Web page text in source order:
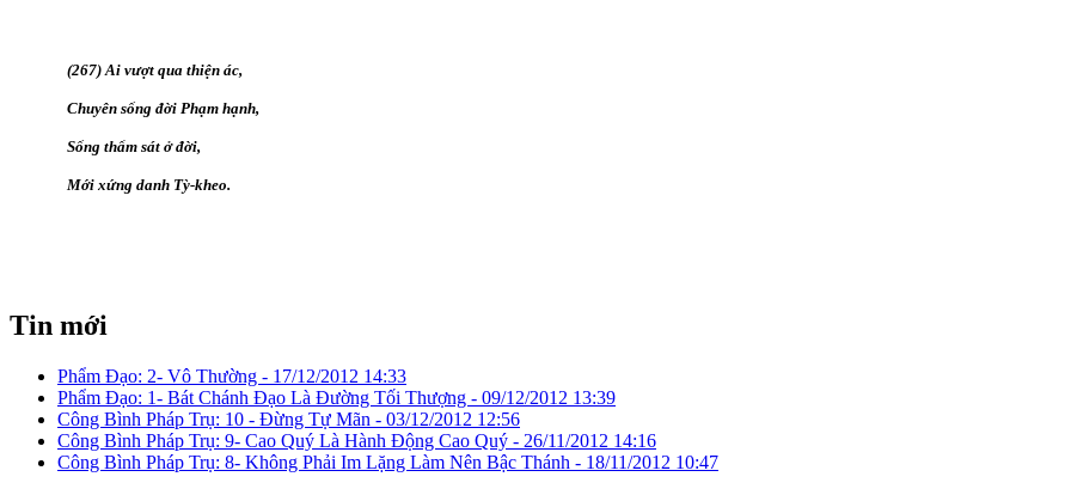
(267) Ai vượt qua thiện ác,
Chuyên sống đời Phạm hạnh,
Sống thẩm sát ở đời,
Mới xứng danh Tỳ-kheo.
Tin mới
Phẩm Đạo: 2- Vô Thường - 17/12/2012 14:33
Phẩm Đạo: 1- Bát Chánh Ðạo Là Ðường Tối Thượng - 09/12/2012 13:39
Công Bình Pháp Trụ: 10 - Ðừng Tự Mãn - 03/12/2012 12:56
Công Bình Pháp Trụ: 9- Cao Quý Là Hành Ðộng Cao Quý - 26/11/2012 14:16
Công Bình Pháp Trụ: 8- Không Phải Im Lặng Làm Nên Bậc Thánh - 18/11/2012 10:47